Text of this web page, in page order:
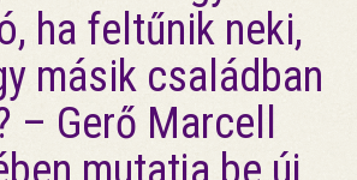
ha feltűnik neki,
másik családban
– Gerő Marcell